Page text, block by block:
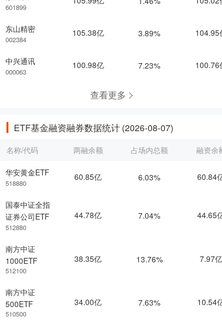
601899
东山精密
002384
中兴通讯
000063
105.38亿 3.89% 104.95
100.98亿 7.23% 100.76
查看更多
ETF基金融资融券数据统计 (2026-08-07)
名称/代码
华安黄金ETF
518880
国泰中证全指
证券公司ETF
512880
南方中证
1000ETF
512100
南方中证
500ETF
510500
两融余额 占场内总额 融资余
60.85亿 6.03% 60.84
44.78亿 7.04% 44.65
38.35亿 13.76% 7.97亿
34.00亿 7.63% 10.54